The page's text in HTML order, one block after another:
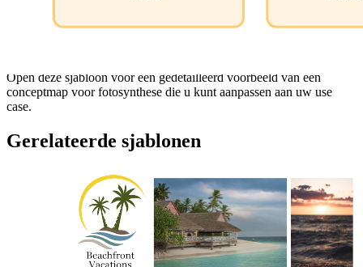
subconcepten en ideeën.
Open deze sjabloon voor een gedetailleerd voorbeeld van een
conceptmap voor fotosynthese die u kunt aanpassen aan uw use
case.
Gerelateerde sjablonen